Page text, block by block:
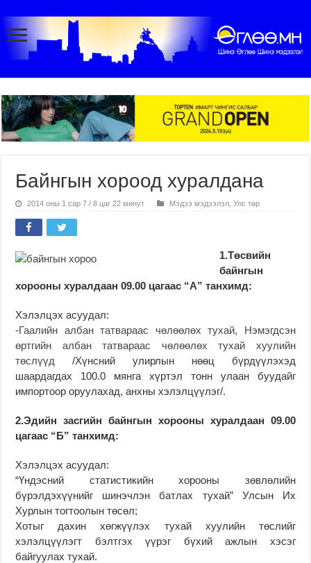
Байнгын хороод хуралдана
2014 оны 1 сар 7 / 8 цаг 22 минут Мэдээ мэдээлэл ,Улс төр
1.Төсвийн
байнгын
хорооны хуралдаан 09.00 цагаас “А” танхимд:
Хэлэлцэх асуудал:
-Гаалийн албан татвараас чөлөөлөх тухай, Нэмэгдсэн
өртгийн албан татвараас чөлөөлөх тухай хуулийн
төслүүд /Хүнсний улирлын нөөц бүрдүүлэхэд
шаардагдах 100.0 мянга хүртэл тонн улаан буудайг
импортоор оруулахад, анхны хэлэлцүүлэг/.
2.Эдийн засгийн байнгын хорооны хуралдаан 09.00
цагаас “Б” танхимд:
Хэлэлцэх асуудал:
“Үндэсний статистикийн хорооны зөвлөлийн
бүрэлдэхүүнийг шинэчлэн батлах тухай” Улсын Их
Хурлын тогтоолын төсөл;
Хотыг дахин хөгжүүлэх тухай хуулийн төслийг
хэлэлцүүлэгт бэлтгэх үүрэг бүхий ажлын хэсэг
байгуулах тухай.